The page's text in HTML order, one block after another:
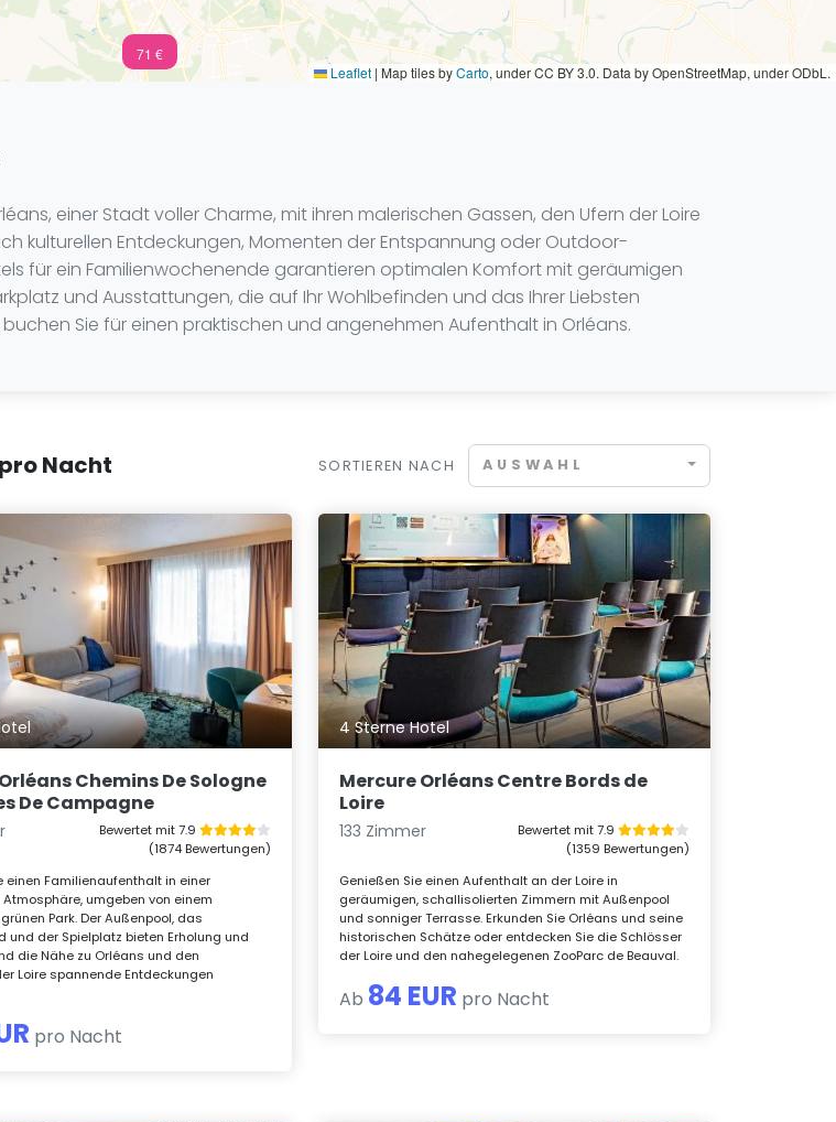
71 €
n.c.
Leaflet | Map tiles byCarto, under CC BY 3.0. Data by OpenStreetMap, under ODbL.
einer Stadt voller Charme, mit ihren malerischen Gassen, den Ufern der Loire
kulturellen Entdeckungen, Momenten der Entspannung oder Outdoor-
für ein Familienwochenende garantieren optimalen Komfort mit geräumigen
und Ausstattungen, die auf Ihr Wohlbefinden und das Ihrer Liebsten
Sie für einen praktischen und angenehmen Aufenthalt in Orléans.
Nacht SORTIEREN NACH AUSWAHL
Chemins De Sologne
De Campagne
Bewertet mit 7.9
(1874 Bewertungen)
einen Familienaufenthalt in einer
umgeben von einem
Park. Der Außenpool, das
und der Spielplatz bieten Erholung und
die Nähe zu Orléans und den
Loire spannende Entdeckungen
pro Nacht
4 Sterne Hotel
Mercure Orléans Centre Bords de
Loire
133 Zimmer
Bewertet mit 7.9
(1359 Bewertungen)
Genießen Sie einen Aufenthalt an der Loire in
geräumigen, schallisolierten Zimmern mit Außenpool
und sonniger Terrasse. Erkunden Sie Orléans und seine
historischen Schätze oder entdecken Sie die Schlösser
der Loire und den nahegelegenen ZooParc de Beauval.
Ab 84 EUR pro Nacht